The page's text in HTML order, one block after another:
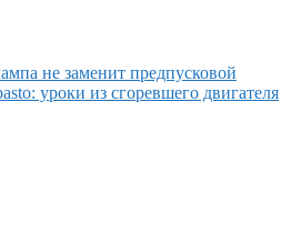
не заменит предпусковой
уроки из сгоревшего двигателя